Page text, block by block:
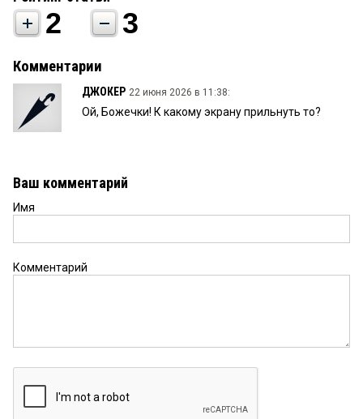
2 3
Комментарии
ДЖОКЕР 22 июня 2026 в 11:38:
Ой, Божечки! К какому экрану прильнуть то?
Ваш комментарий
Имя
Комментарий